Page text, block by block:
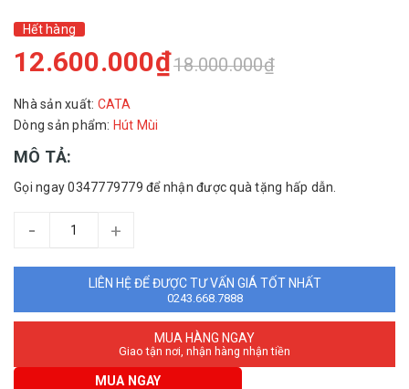
Hết hàng
12.600.000₫18.000.000₫
Nhà sản xuất: CATA
Dòng sản phẩm: Hút Mùi
MÔ TẢ:
Gọi ngay 0347779779 để nhận được quà tặng hấp dẫn.
- +
LIÊN HỆ ĐỂ ĐƯỢC TƯ VẤN GIÁ TỐT NHẤT
0243.668.7888
MUA HÀNG NGAY
Giao tận nơi, nhận hàng nhận tiền
MUA NGAY